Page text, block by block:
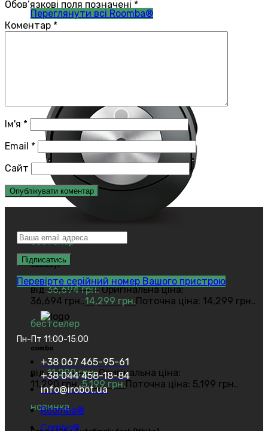
Переглянути всі Roomba®
бестелер
combo j7
від36,694грн. Оригінальна ціна:
36,694 грн..14,299 грн. Поточна ціна: 14,299 грн..
бестселер
combo
від11,290грн. Оригінальна ціна:
11,290 грн..5,199 грн. Поточна ціна: 5,199 грн..
новинка
Обов’язкові поля позначені *
Коментар *
Ім'я *
Email *
Сайт
Перевірте серійний номер Вашого пристрою
Пн-Пт 11:00-15:00
+38 067 465-95-61
+38 044 458-18-84
info@irobot.ua
Roomba®
Combo®